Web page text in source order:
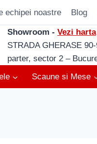
echipei noastre Blog
Showroom - Vezi harta
STRADA GHERASE
parter, sector 2 –
Scaune si Mese